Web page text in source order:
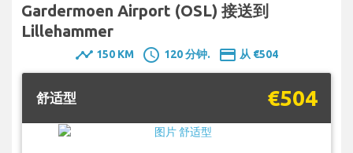
Gardermoen Airport (OSL) 接送到
Lillehammer
timeline 150 KM schedule 120 分钟. payment 从 €504
舒适型 €504